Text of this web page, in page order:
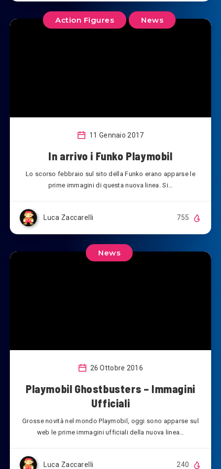
Action Figures News
11 Gennaio 2017
In arrivo i Funko Playmobil
Lo scorso febbraio sul sito della Funko erano apparse le
prime immagini di questa nuova linea. Si…
Luca Zaccarelli 755
News
26 Ottobre 2016
Playmobil Ghostbusters – Immagini
Ufficiali
Grosse novità nel mondo Playmobil, oggi sono apparse sul
web le prime immagini ufficiali della nuova linea…
Luca Zaccarelli 240